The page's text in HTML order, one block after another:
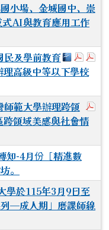
小場、金城國中、崇
AI與教育應用工作
下載：
於彈
及學前教育
高級中等以下學校
範大學辦理跨領
領域美感與社會情
知-4月份［精進數
。
學於115年3月9日至
—成人期」磨課師線